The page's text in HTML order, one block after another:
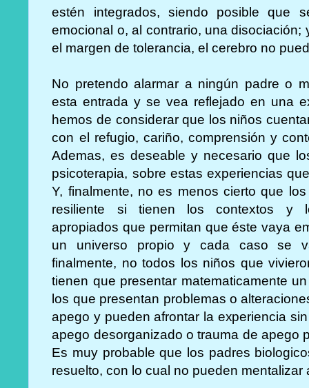
estén integrados, siendo posible que
emocional o, al contrario, una
el margen de tolerancia, el cerebro no
No pretendo alarmar a ningún padre o
esta entrada y se vea reflejado en una
hemos de considerar que los niños
con el refugio, cariño, comprensión y
Ademas, es deseable y necesario que
psicoterapia, sobre estas experiencias
Y, finalmente, no es menos cierto que
resiliente si tienen los contextos y
apropiados que permitan que éste vaya
un universo propio y cada caso se
finalmente, no todos los niños que
tienen que presentar matematicamente
los que presentan problemas o
apego y pueden afrontar la experiencia
apego desorganizado o trauma de apego
Es muy probable que los padres
resuelto, con lo cual no pueden mentalizar